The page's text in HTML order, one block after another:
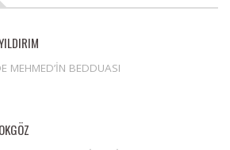
MEHMED’İN BEDDUASI